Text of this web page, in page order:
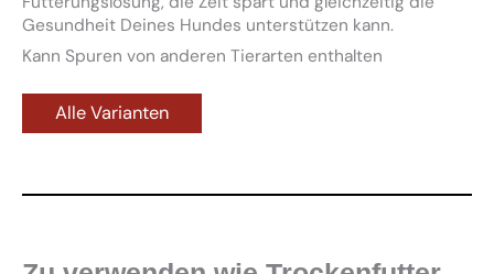
Gesundheit Deines Hundes unterstützen kann.
Kann Spuren von anderen Tierarten enthalten
Alle Varianten